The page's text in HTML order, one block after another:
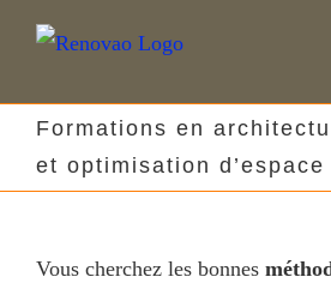
Skip
Formations en
et optimisation d’espace
Vous cherchez les bonnes